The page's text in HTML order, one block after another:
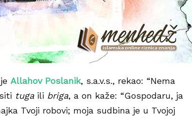
Allahov Poslanik, s.a.v.s., rekao: “Nema
tugaili briga, a on kaže: “Gospodaru, ja
Tvoji robovi; moja sudbina je u Tvojoj